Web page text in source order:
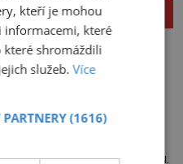
kardinálovi
rozumné zkoušet před
se dříve či později dozví o
potenciálními spiklenci umí
u amsterdamského kanálu.
kteří je mohou
informacemi, které
shromáždili
služeb.Více
PARTNERY(1616)